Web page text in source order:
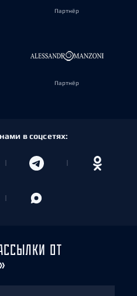
Партнёр
Партнёр
в соцсетях:
ОТ